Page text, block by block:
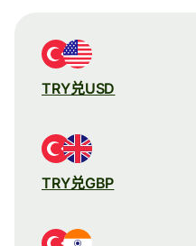
TRY兑USD
TRY兑GBP